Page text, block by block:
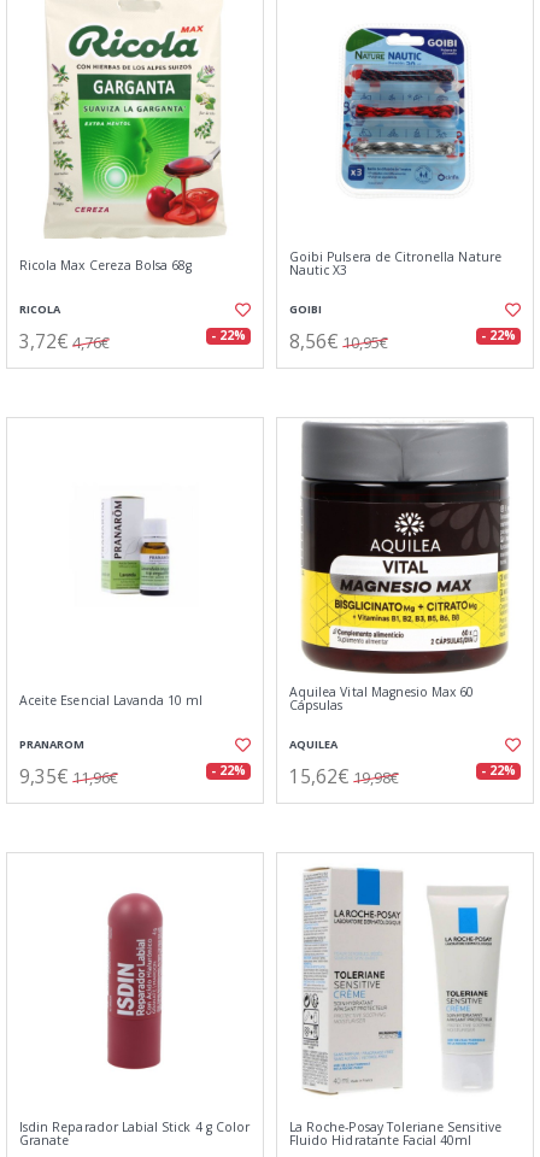
Ricola Max Cereza Bolsa 68g
RICOLA
3,72€ 4,76€ - 22%
Goibi Pulsera de Citronella Nature
Nautic X3
GOIBI
8,56€ 10,95€ - 22%
Aceite Esencial Lavanda 10 ml
PRANAROM
9,35€ 11,96€ - 22%
Aquilea Vital Magnesio Max 60
Cápsulas
AQUILEA
15,62€ 19,98€ - 22%
Isdin Reparador Labial Stick 4 g Color
Granate
La Roche-Posay Toleriane Sensitive
Fluido Hidratante Facial 40ml